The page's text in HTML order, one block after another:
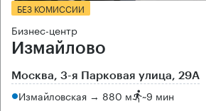
БЕЗ КОМИССИИ
Бизнес-центр
Измайлово
Москва, 3-я Парковая улица, 29А
Измайловская → 880 м ~9 мин